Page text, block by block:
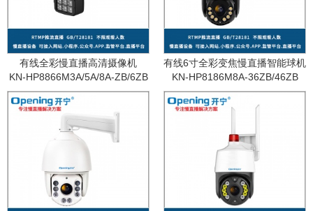
有线全彩慢直播高清摄像机
KN-HP8866M3A/5A/8A-ZB/6ZB
有线6寸全彩变焦慢直播智能球机
KN-HP8186M8A-36ZB/46ZB